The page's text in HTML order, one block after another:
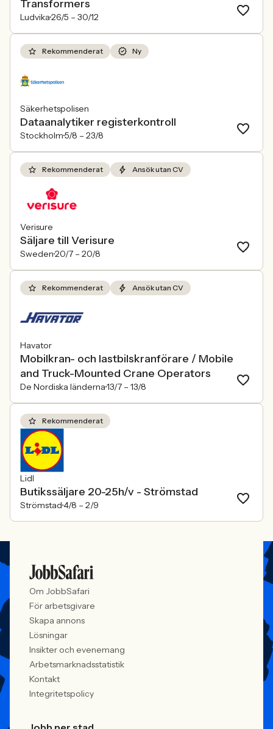
Transformers
Ludvika26/5 – 30/12
Rekommenderat Ny
Säkerhetspolisen
Dataanalytiker registerkontroll
Stockholm5/8 – 23/8
Rekommenderat Ansök utan CV
Verisure
Säljare till Verisure
Sweden20/7 – 20/8
Rekommenderat Ansök utan CV
Havator
Mobilkran- och lastbilskranförare / Mobile
and Truck-Mounted Crane Operators
De Nordiska länderna13/7 – 13/8
Rekommenderat
Lidl
Butikssäljare 20-25h/v - Strömstad
Strömstad4/8 – 2/9
Om JobbSafari
För arbetsgivare
Skapa annons
Lösningar
Insikter och evenemang
Arbetsmarknadsstatistik
Kontakt
Integritetspolicy